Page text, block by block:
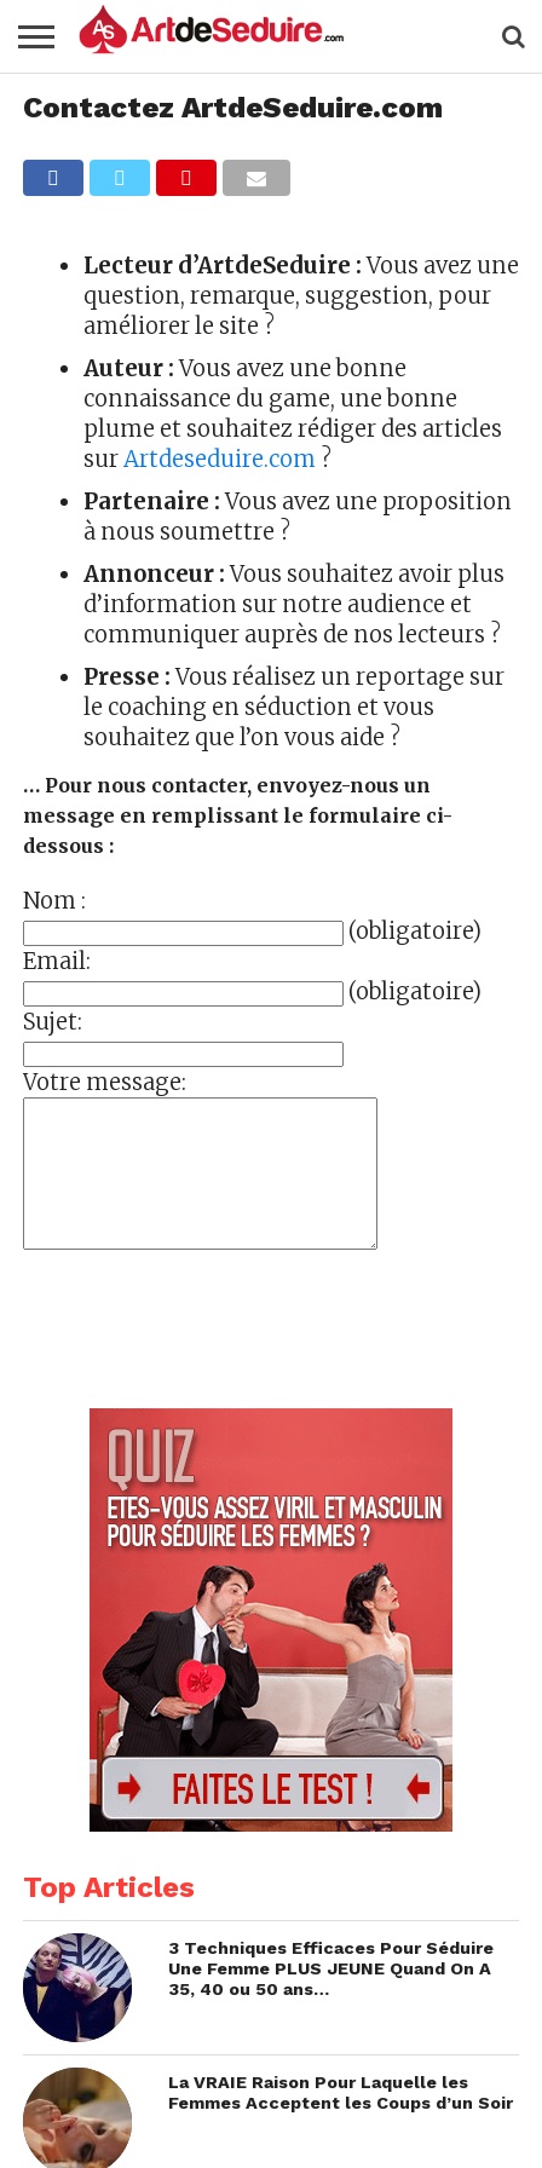
Contactez ArtdeSeduire.com
Lecteur d’ArtdeSeduire :Vous avez une
question, remarque, suggestion, pour
améliorer le site ?
Auteur :Vous avez une bonne
connaissance du game, une bonne
plume et souhaitez rédiger des articles
surArtdeseduire.com ?
Partenaire :Vous avez une proposition
à nous soumettre ?
Annonceur :Vous souhaitez avoir plus
d’information sur notre audience et
communiquer auprès de nos lecteurs ?
Presse :Vous réalisez un reportage sur
le coaching en séduction et vous
souhaitez que l’on vous aide ?
… Pour nous contacter, envoyez-nous un
message en remplissant le formulaire ci-
dessous :
Nom :
(obligatoire)
Email:
(obligatoire)
Sujet:
Votre message:
Top Articles
3 Techniques Efficaces Pour Séduire
Une Femme PLUS JEUNE Quand On A
35, 40 ou 50 ans…
La VRAIE Raison Pour Laquelle les
Femmes Acceptent les Coups d’un Soir